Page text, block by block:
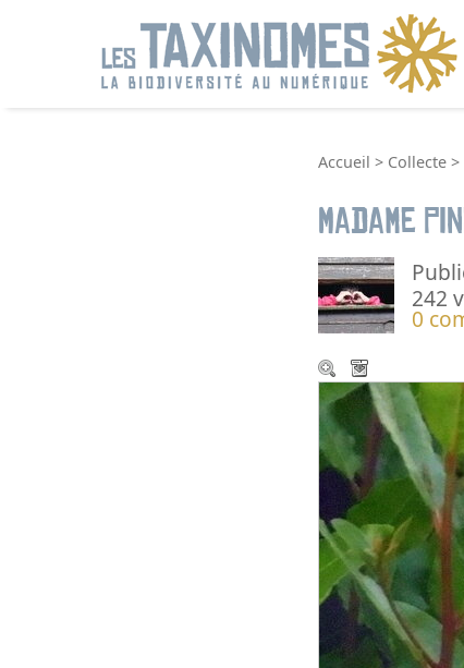
Accueil > Collecte >
Madame
242
0